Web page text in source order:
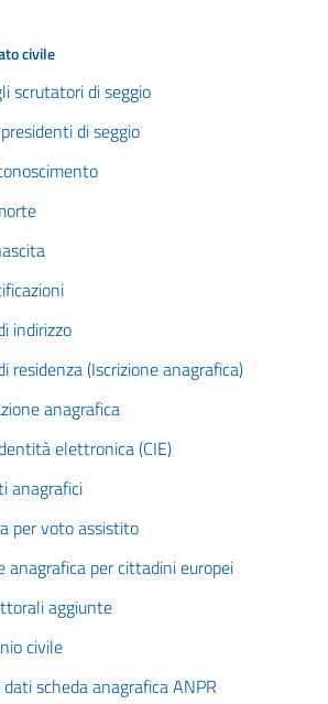
civile
scrutatori di seggio
di seggio
indirizzo
residenza (Iscrizione anagrafica)
anagrafica
elettronica (CIE)
anagrafici
per voto assistito
anagrafica per cittadini europei
aggiunte
civile
scheda anagrafica ANPR